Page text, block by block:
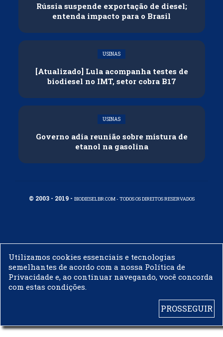
Rússia suspende exportação de diesel;
entenda impacto para o Brasil
USINAS
[Atualizado] Lula acompanha testes de
biodiesel no IMT, setor cobra B17
USINAS
Governo adia reunião sobre mistura de
etanol na gasolina
© 2003 - 2019 - BIODIESELBR.COM - TODOS OS DIREITOS RESERVADOS
Utilizamos cookies essenciais e tecnologias
semelhantes de acordo com a nossa Política de
Privacidade e, ao continuar navegando, você concorda
com estas condições.
PROSSEGUIR